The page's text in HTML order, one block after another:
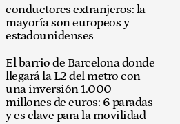
conductores extranjeros: la
mayoría son europeos y
estadounidenses
El barrio de Barcelona donde
llegará la L2 del metro con
una inversión 1.000
millones de euros: 6 paradas
y es clave para la movilidad